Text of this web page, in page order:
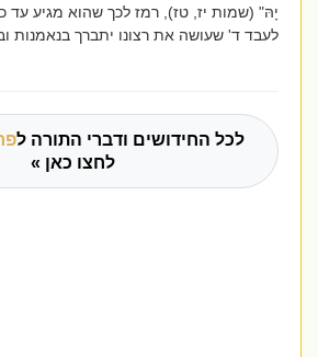
יָהּ" (שמות יז, טז), רמז לכך שהוא מגיע עד
לעבד ד' שעושה את רצונו יתברך בנאמנות
לכל החידושים ודברי התורה ל
לחצו כאן »